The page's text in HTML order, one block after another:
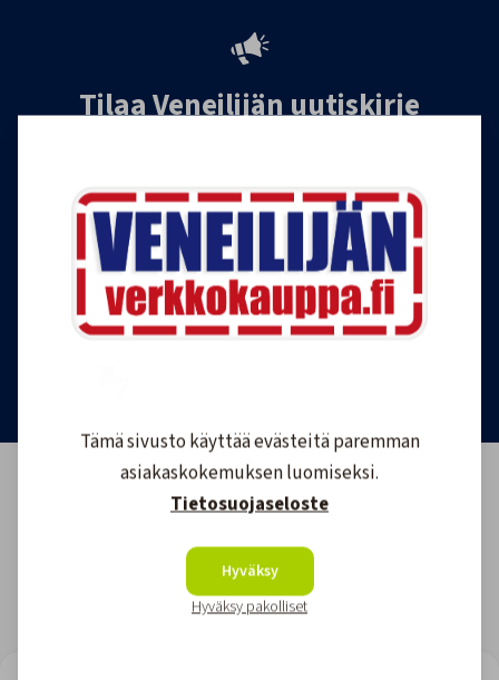
Tilaa Veneilijän uutiskirje
uutuustuotteista ja ajankohtaisista tarjouksista
ensimmäisten joukossa. Lähetämme 1-4
uutiskirjettä kuukaudessa. Voit perua uutiskirjeen
tilauksen milloin tahansa.
Tämä sivusto käyttää evästeitä paremman
asiakaskokemuksen luomiseksi.
Tietosuojaseloste
Hyväksy
Hyväksy pakolliset